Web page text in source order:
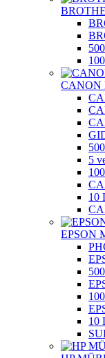
CANON
5
10
EPSON
10